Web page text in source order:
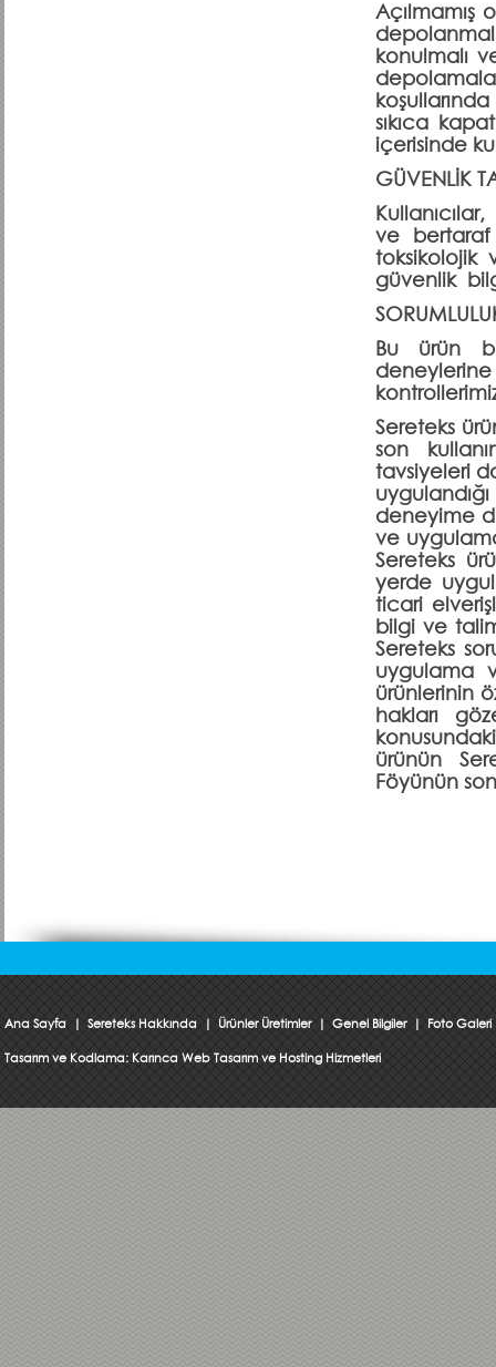
Açılmamış
konulmalı
sıkıca
içerisinde
GÜVENLİK
ve
toksikolojik
güvenlik
Bu ürün
Sereteks
son
tavsiyeleri
deneyime
ve
Sereteks
yerde
ticari
bilgi ve
Sereteks
uygulama
ürünlerinin
hakları
ürünün
Föyünün son
Ana Sayfa | Sereteks Hakkında | Ürünler Üretimler| Genel Bilgiler| Foto Galeri
Tasarım ve Kodlama: Karınca Web Tasarım ve Hosting Hizmetleri